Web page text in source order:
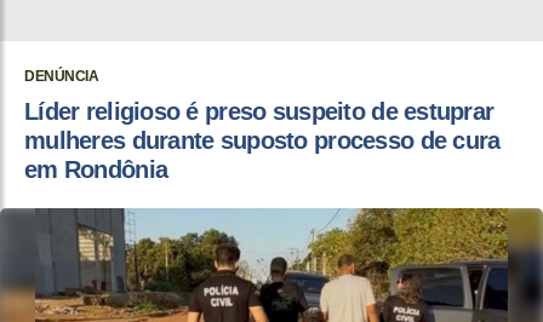
DENÚNCIA
Líder religioso é preso suspeito de estuprar
mulheres durante suposto processo de cura
em Rondônia